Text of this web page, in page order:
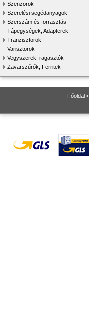
Szenzorok
Szerelési segédanyagok
Szerszám és forrasztás
Tápegységek, Adapterek
Tranzisztorok
Varisztorok
Vegyszerek, ragasztók
Zavarszűrők, Ferritek
Főoldal •